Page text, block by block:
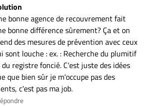
bonne agence de recouvrement fait
bonne différence sûrement? Ça et on
des mesures de prévention avec ceux
sont louche : ex. : Recherche du plumitif
registre foncié. C'est juste des idées
que bien sûr je m'occupe pas des
c'est pas ma job.